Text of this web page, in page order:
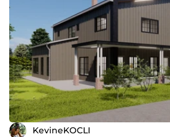
KevineKOCLI